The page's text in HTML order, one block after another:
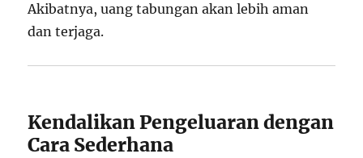
Akibatnya, uang tabungan akan lebih aman
dan terjaga.
Kendalikan Pengeluaran dengan
Cara Sederhana